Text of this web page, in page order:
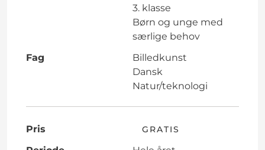
3. klasse
Børn og unge med
særlige behov
Fag
Billedkunst
Dansk
Natur/teknologi
Pris GRATIS